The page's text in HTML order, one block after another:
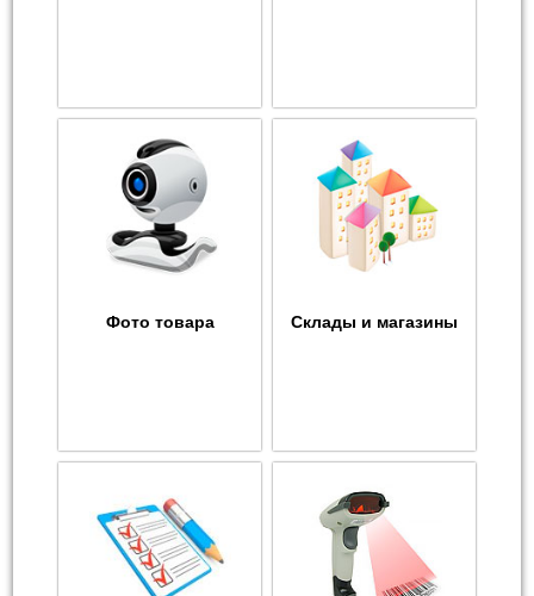
Фото товара Склады и магазины